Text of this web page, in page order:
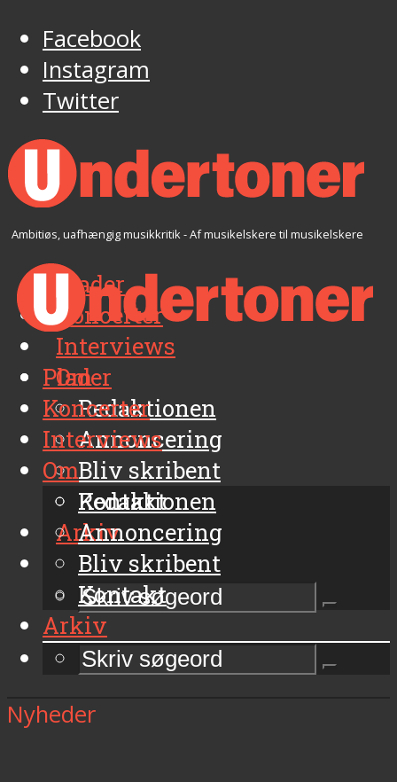
Facebook
Instagram
Twitter
Ambitiøs, uafhængig musikkritik - Af musikelskere til musikelskere
Plader
Koncerter
Interviews
Om
Redaktionen
Annoncering
Bliv skribent
Kontakt
Arkiv
Plader
Koncerter
Interviews
Om
Redaktionen
Annoncering
Bliv skribent
Kontakt
Arkiv
Nyheder